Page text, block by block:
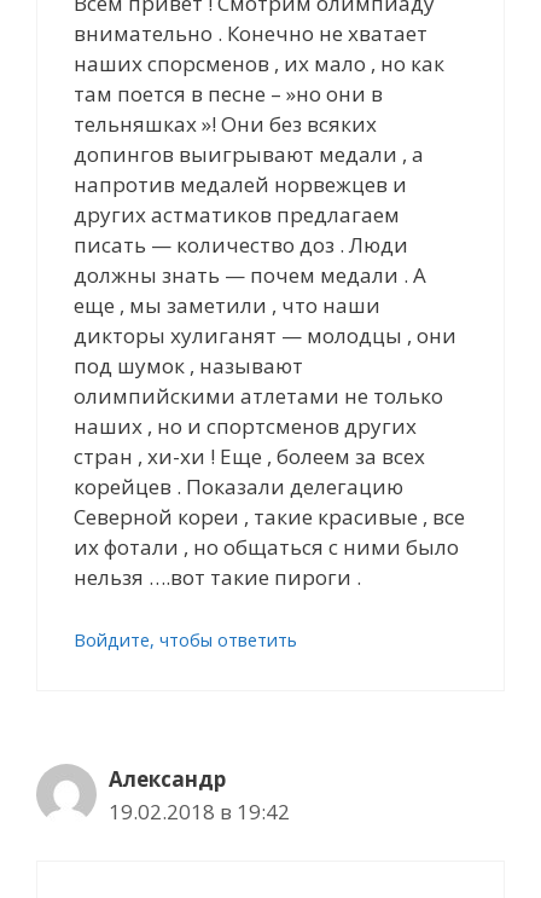
внимательно . Конечно не хватает
наших спорсменов , их мало , но как
там поется в песне – »но они в
тельняшках »! Они без всяких
допингов выигрывают медали , а
напротив медалей норвежцев и
других астматиков предлагаем
писать — количество доз . Люди
должны знать — почем медали . А
еще , мы заметили , что наши
дикторы хулиганят — молодцы , они
под шумок , называют
олимпийскими атлетами не только
наших , но и спортсменов других
стран , хи-хи ! Eще , болеем за всех
корейцев . Показали делегацию
Северной кореи , такие красивые , все
их фотали , но общаться c ними было
нельзя ….вот такие пироги .
Войдите, чтобы ответить
Александр
19.02.2018 в 19:42